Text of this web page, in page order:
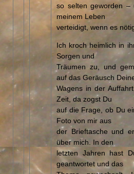
so selten geworden
meinem Leben
verteidigt, wenn es
Ich kroch heimlich in
Sorgen und
Träumen zu, und
auf das Geräusch
Wagens in der
Zeit, da zogst Du
auf die Frage, ob Du
Foto von mir aus
der Brieftasche und
über mich. In den
letzten Jahren hast
geantwortet und das